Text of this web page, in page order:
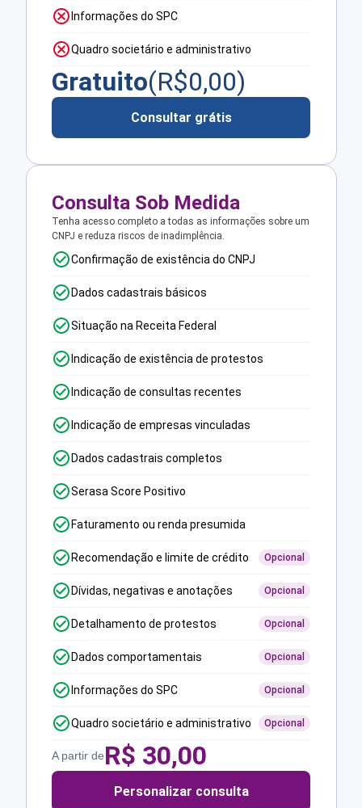
Informações do SPC
Quadro societário e administrativo
Gratuito(R$0,00)
Consultar grátis
Consulta Sob Medida
Tenha acesso completo a todas as informações sobre um
CNPJ e reduza riscos de inadimplência.
Confirmação de existência do CNPJ
Dados cadastrais básicos
Situação na Receita Federal
Indicação de existência de protestos
Indicação de consultas recentes
Indicação de empresas vinculadas
Dados cadastrais completos
Serasa Score Positivo
Faturamento ou renda presumida
Recomendação e limite de crédito Opcional
Dívidas, negativas e anotações Opcional
Detalhamento de protestos Opcional
Dados comportamentais Opcional
Informações do SPC Opcional
Quadro societário e administrativo Opcional
A partir deR$ 30,00
Personalizar consulta